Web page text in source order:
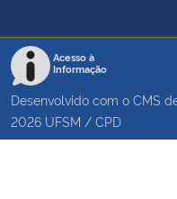
Acesso à
Informação
Desenvolvido com o CMS
2026 UFSM / CPD